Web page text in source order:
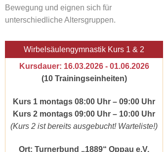
Bewegung und eignen sich für
unterschiedliche Altersgruppen.
Wirbelsäulengymnastik Kurs 1 & 2
Kursdauer: 16.03.2026 - 01.06.2026
(10 Trainingseinheiten)
Kurs 1 montags 08:00 Uhr – 09:00 Uhr
Kurs 2 montags 09:00 Uhr – 10:00 Uhr
(Kurs 2 ist bereits ausgebucht! Warteliste!)
Ort: Turnerbund „1889“ Oppau e.V.